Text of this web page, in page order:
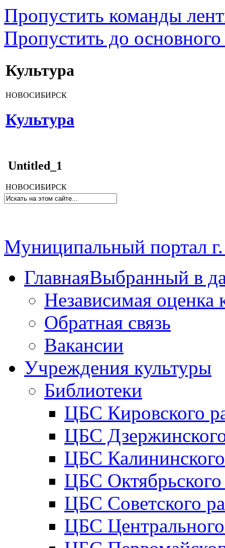
Пропустить команды
Пропустить до основного
Культура
НОВОСИБИРСК
Культура
Untitled_1
НОВОСИБИРСК
Муниципальный портал
ГлавнаяВыбранный в
Независимая оценка
Обратная связь
Вакансии
Учреждения культуры
Библиотеки
ЦБС Кировского
ЦБС
ЦБС
ЦБС
ЦБС Советского
ЦБС